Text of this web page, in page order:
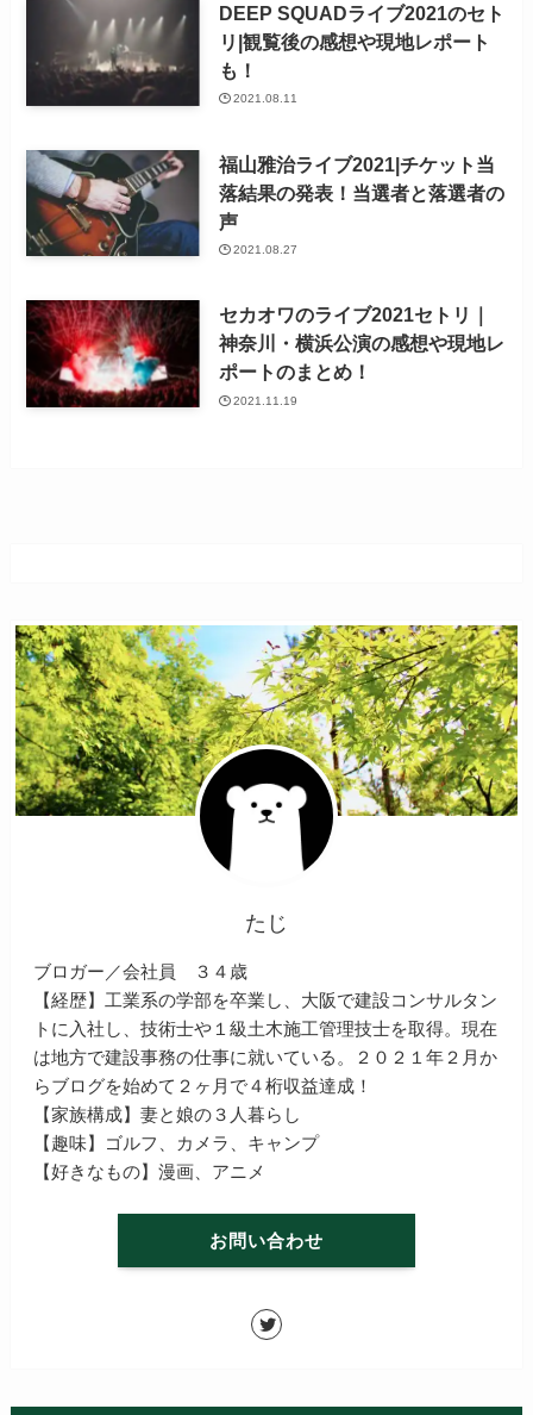
DEEP SQUADライブ2021のセト
リ|観覧後の感想や現地レポート
も！
2021.08.11
福山雅治ライブ2021|チケット当
落結果の発表！当選者と落選者の
声
2021.08.27
セカオワのライブ2021セトリ｜
神奈川・横浜公演の感想や現地レ
ポートのまとめ！
2021.11.19
たじ
ブロガー／会社員 ３４歳
【経歴】工業系の学部を卒業し、大阪で建設コンサルタン
トに入社し、技術士や１級土木施工管理技士を取得。現在
は地方で建設事務の仕事に就いている。２０２１年２月か
らブログを始めて２ヶ月で４桁収益達成！
【家族構成】妻と娘の３人暮らし
【趣味】ゴルフ、カメラ、キャンプ
【好きなもの】漫画、アニメ
お問い合わせ